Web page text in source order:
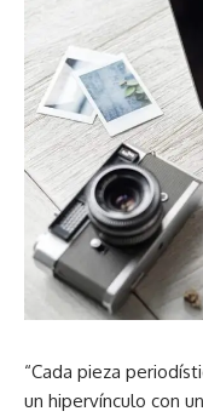
“Cada pieza
un hipervínculo con